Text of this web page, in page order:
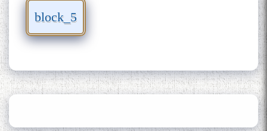
block_5
ШАРҲИ МУЛОҚОТ БО АҲЛИ
АКАДЕМИЯИ МИЛЛИИ
ИЛМҲОИ ТОҶИКИСТОН